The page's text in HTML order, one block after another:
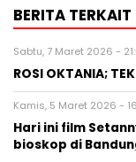
BERITA TERKAIT
Sabtu, 7 Maret 2026 -
ROSI OKTANIA;
Kamis, 5 Maret 2026 -
Hari ini film
bioskop di